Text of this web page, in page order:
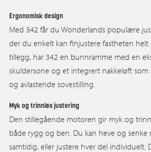
Ergonomisk design
Med 342 får du Wonderlands populære
der du enkelt kan finjustere fastheten helt
tillegg, har 342 en bunnramme med en
skuldersone og et integrert nakkeløft
og avlastende sovestilling.
Myk og trinnløs justering
Den stillegående motoren gir myk og
både rygg og ben. Du kan heve og
samtidig, eller justere hver del individuelt.